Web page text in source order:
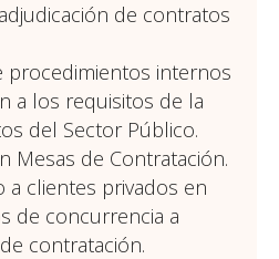
de contratos
procedimientos internos
a los requisitos de la
del Sector Público.
Mesas de Contratación.
a clientes privados en
de concurrencia a
contratación.